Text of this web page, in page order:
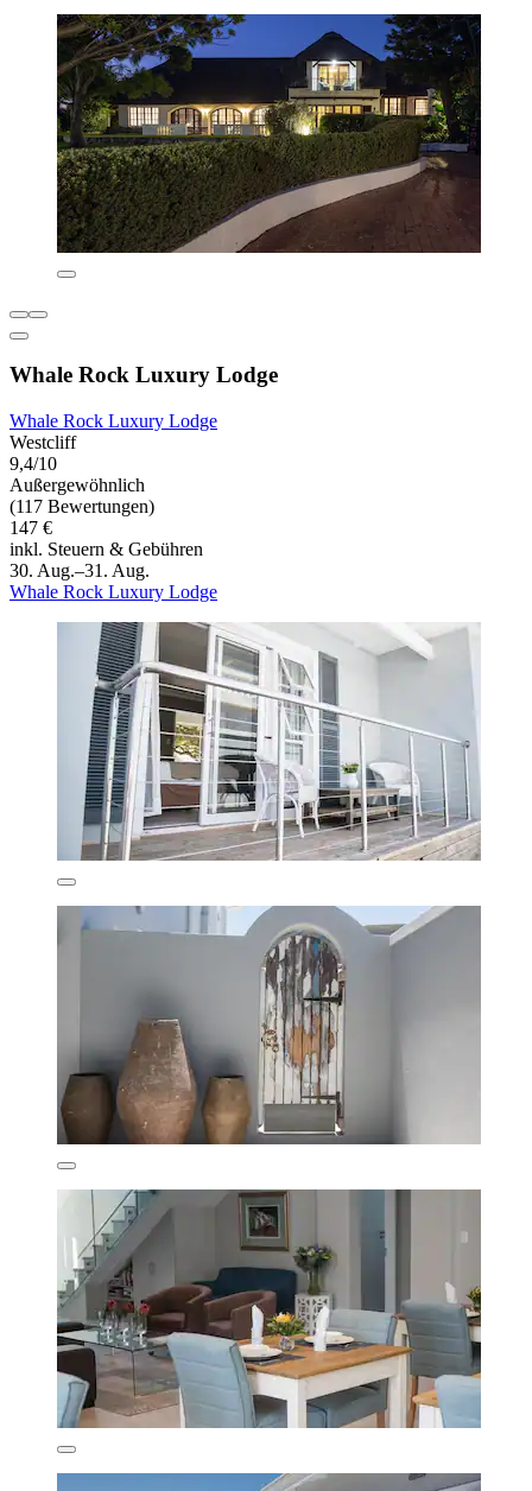
Whale Rock Luxury Lodge
Whale Rock Luxury Lodge
Westcliff
9,4/10
Außergewöhnlich
(117 Bewertungen)
147 €
inkl. Steuern & Gebühren
30. Aug.–31. Aug.
Whale Rock Luxury Lodge